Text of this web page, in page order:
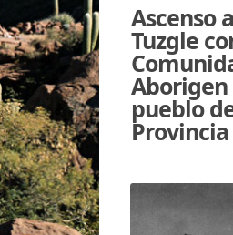
Ascenso
Tuzgle
Aborigen
pueblo